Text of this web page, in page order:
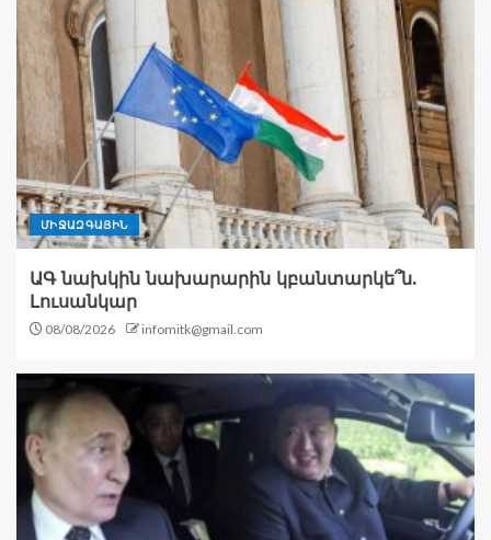
ՄԻՋԱԶԳԱՅԻՆ
ԱԳ նախկին նախարարին կբանտարկե՞ն.
Լուսանկար
08/08/2026 infomitk@gmail.com